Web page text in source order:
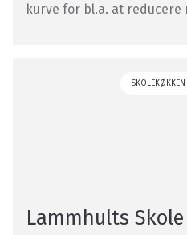
kurve for bl.a. at reducere
SKOLEKØKKEN
Lammhults